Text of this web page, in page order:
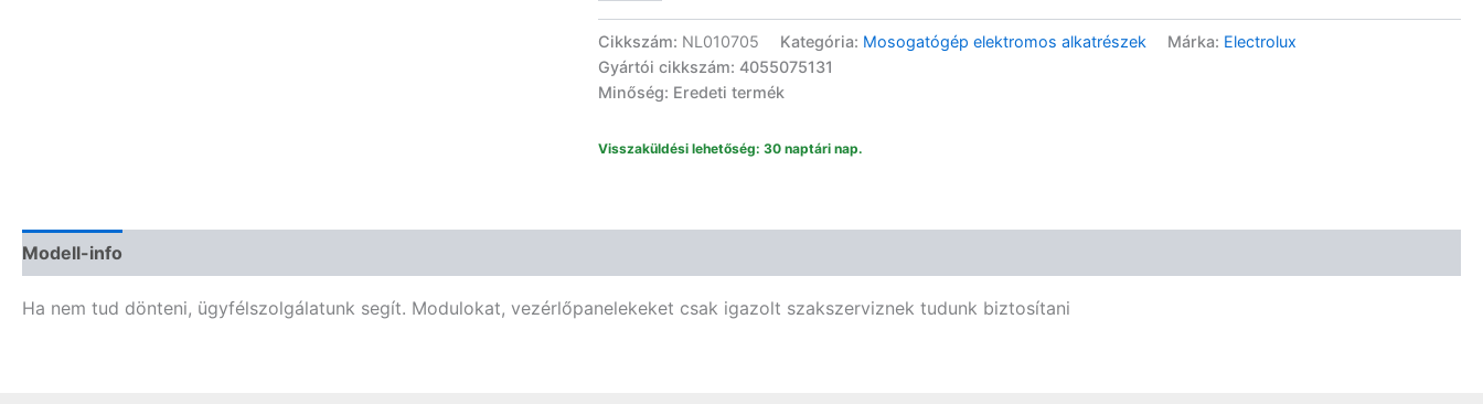
4055075131
mennyiség
Cikkszám: NL010705 Kategória: Mosogatógép elektromos alkatrészek Márka: Electrolux
Gyártói cikkszám: 4055075131
Minőség: Eredeti termék
Visszaküldési lehetőség: 30 naptári nap.
Modell-info
Ha nem tud dönteni, ügyfélszolgálatunk segít. Modulokat, vezérlőpanelekeket csak igazolt szakszerviznek tudunk biztosítani